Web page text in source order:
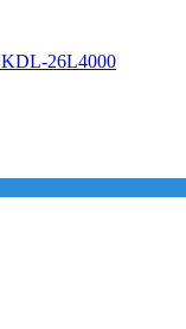
26L4000